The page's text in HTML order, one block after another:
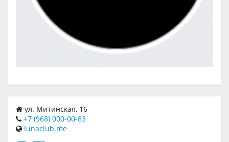
ул. Митинская, 16
+7 (968) 000-00-83
lunaclub.me